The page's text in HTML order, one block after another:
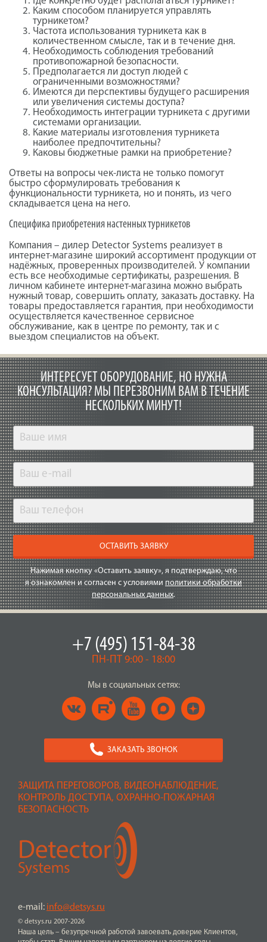
Каким способом планируется управлять
турникетом?
Частота использования турникета как в
количественном смысле, так и в течение дня.
Необходимость соблюдения требований
противопожарной безопасности.
Предполагается ли доступ людей с
ограниченными возможностями?
Имеются ди перспективы будущего расширения
или увеличения системы доступа?
Необходимость интеграции турникета с другими
системами организации.
Какие материалы изготовления турникета
наиболее предпочтительны?
Каковы бюджетные рамки на приобретение?
Ответы на вопросы чек-листа не только помогут
быстро сформулировать требования к
функциональности турникета, но и понять, из чего
складывается цена на него.
Специфика приобретения настенных турникетов
Компания – дилер Detector Systems реализует в
интернет-магазине широкий ассортимент продукции от
надёжных, проверенных производителей. У компании
есть все необходимые сертификаты, разрешения. В
личном кабинете интернет-магазина можно выбрать
нужный товар, совершить оплату, заказать доставку. На
товары предоставляется гарантия, при необходимости
осуществляется качественное сервисное
обслуживание, как в центре по ремонту, так и с
выездом специалистов на объект.
ИНТЕРЕСУЕТ ОБОРУДОВАНИЕ, НО НУЖНА
КОНСУЛЬТАЦИЯ? МЫ ПЕРЕЗВОНИМ ВАМ В ТЕЧЕНИЕ
НЕСКОЛЬКИХ МИНУТ!
ОСТАВИТЬ ЗАЯВКУ
Нажимая кнопку «Оставить заявку», я подтверждаю, что
я ознакомлен и согласен с условиями политики обработки
персональных данных.
ЗАЩИТА ПЕРЕГОВОРОВ, ВИДЕОНАБЛЮДЕНИЕ,
КОНТРОЛЬ ДОСТУПА, ОХРАННО-ПОЖАРНАЯ
БЕЗОПАСНОСТЬ
© detsys.ru 2007-2026
e-mail: info@detsys.ru
Наша цель – безупречной работой завоевать доверие Клиентов,
+7 (495) 151-84-38
ПН-ПТ 9:00 - 18:00
Мы в социальных сетях:
ЗАКАЗАТЬ ЗВОНОК